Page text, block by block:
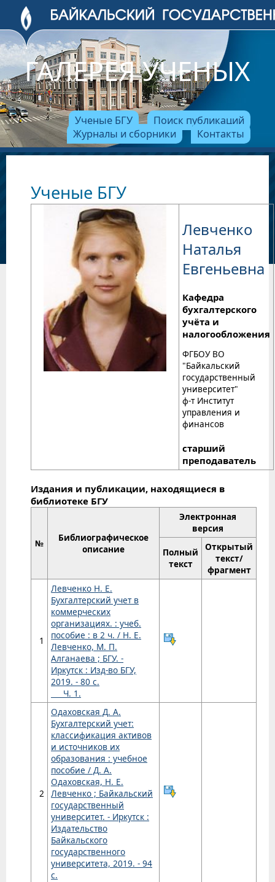
ГАЛЕРЕЯ УЧЕНЫХ
Ученые БГУ
Поиск публикаций
Журналы и сборники
Контакты
Ученые БГУ
Левченко
Наталья
Евгеньевна
Кафедра
бухгалтерского
учёта и
налогообложения
ФГБОУ ВО
"Байкальский
государственный
университет"
ф-т Институт
управления и
финансов
старший
преподаватель
Издания и публикации, находящиеся в
библиотеке БГУ
№
Библиографическое
описание
Электронная
версия
Полный
текст
Открытый
текст/
фрагмент
1
Левченко Н. Е.
Бухгалтерский учет в
коммерческих
организациях. : учеб.
пособие : в 2 ч. / Н. Е.
Левченко, М. П.
Алганаева ; БГУ. -
Иркутск : Изд-во БГУ,
2019. - 80 с.
Ч. 1.
2
Одаховская Д. А.
Бухгалтерский учет:
классификация активов
и источников их
образования : учебное
пособие / Д. А.
Одаховская, Н. Е.
Левченко ; Байкальский
государственный
университет. - Иркутск :
Издательство
Байкальского
государственного
университета, 2019. - 94
с.